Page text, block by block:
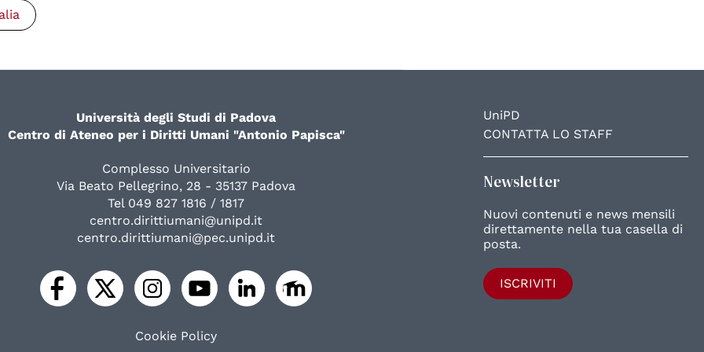
UniPD
CONTATTA LO STAFF
Newsletter
Nuovi contenuti e news mensili
direttamente nella tua casella di
posta.
ISCRIVITI
Università degli Studi di Padova
Centro di Ateneo per i Diritti Umani "Antonio Papisca"
Complesso Universitario
Via Beato Pellegrino, 28 - 35137 Padova
Tel 049 827 1816 / 1817
centro.dirittiumani@unipd.it
centro.dirittiumani@pec.unipd.it
Cookie Policy